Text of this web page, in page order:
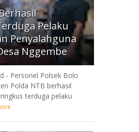
Pelaku
Penyalahguna
Nggembe
- Personel Polsek Bolo
Polda NTB berhasil
terduga pelaku